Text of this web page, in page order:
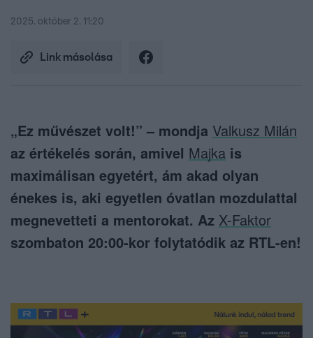
2025. október 2. 11:20
Link másolása
„Ez művészet volt!” – mondja Valkusz Milán
az értékelés során, amivel Majka is
maximálisan egyetért, ám akad olyan
énekes is, aki egyetlen óvatlan mozdulattal
megnevetteti a mentorokat. Az X-Faktor
szombaton 20:00-kor folytatódik az RTL-en!